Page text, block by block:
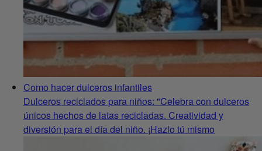
Como hacer dulceros infantiles
Dulceros reciclados para niños: "Celebra con dulceros
únicos hechos de latas recicladas. Creatividad y
diversión para el día del niño. ¡Hazlo tú mismo